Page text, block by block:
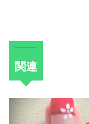
関連